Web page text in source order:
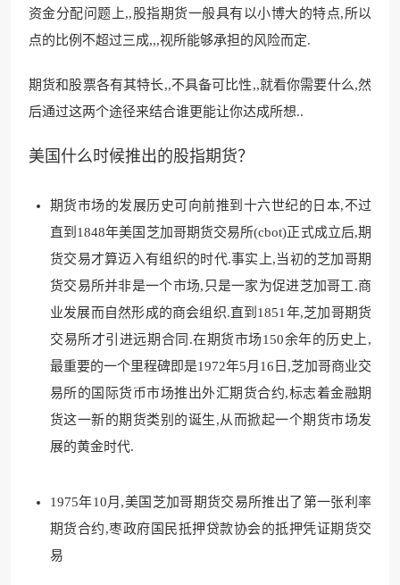
资金分配问题上,,股指期货一般具有以小博大的特点,所以
点的比例不超过三成,,,视所能够承担的风险而定.
期货和股票各有其特长,,不具备可比性,,就看你需要什么,然
后通过这两个途径来结合谁更能让你达成所想..
美国什么时候推出的股指期货？
期货市场的发展历史可向前推到十六世纪的日本,不过
直到1848年美国芝加哥期货交易所(cbot)正式成立后,期
货交易才算迈入有组织的时代.事实上,当初的芝加哥期
货交易所并非是一个市场,只是一家为促进芝加哥工.商
业发展而自然形成的商会组织.直到1851年,芝加哥期货
交易所才引进远期合同.在期货市场150余年的历史上,
最重要的一个里程碑即是1972年5月16日,芝加哥商业交
易所的国际货币市场推出外汇期货合约,标志着金融期
货这一新的期货类别的诞生,从而掀起一个期货市场发
展的黄金时代.
1975年10月,美国芝加哥期货交易所推出了第一张利率
期货合约,枣政府国民抵押贷款协会的抵押凭证期货交
易